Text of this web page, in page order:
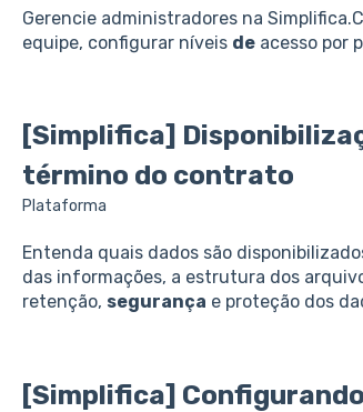
Gerencie administradores na
equipe, configurar níveis deacesso por
[Simplifica]
término do contrato
Plataforma
Entenda quais dados são
das informações, a estrutura dos
retenção, segurança e proteção dos
[Simplifica]